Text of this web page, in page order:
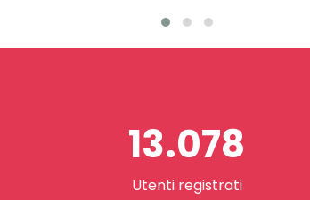
13.078
Utenti registrati